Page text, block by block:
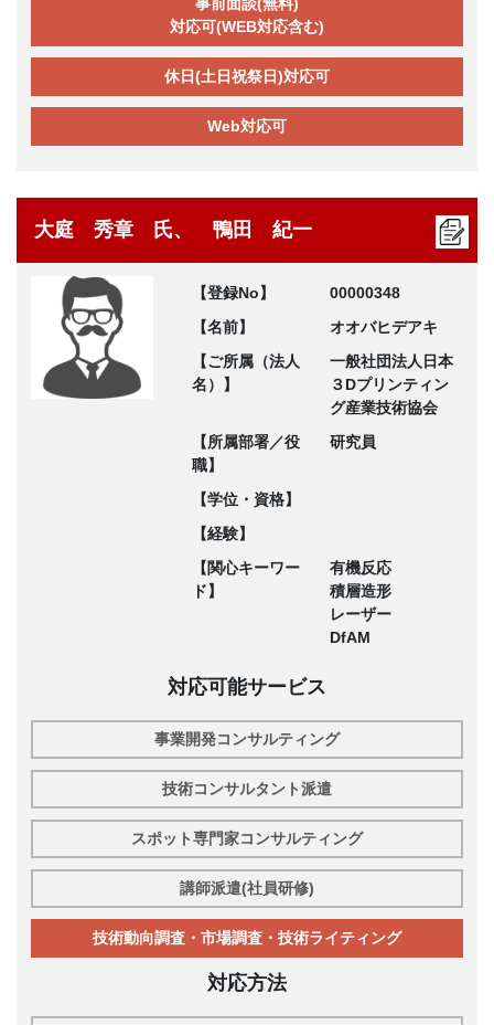
対応可(WEB対応含む)
休日(土日祝祭日)対応可
Web対応可
大庭 秀章 氏、 鴨田 紀一
【登録No】
00000348
【名前】
オオバヒデアキ
【ご所属（法人
名）】
一般社団法人日本
３Dプリンティン
グ産業技術協会
【所属部署／役
職】
研究員
【学位・資格】
【経験】
【関心キーワー
ド】
有機反応
積層造形
レーザー
DfAM
対応可能サービス
事業開発コンサルティング
技術コンサルタント派遣
スポット専門家コンサルティング
講師派遣(社員研修)
技術動向調査・市場調査・技術ライティング
対応方法